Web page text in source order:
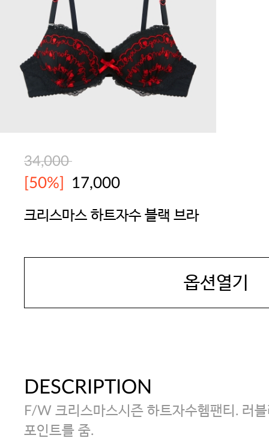
34,000
[50%] 17,000
크리스마스 하트자수 블랙 브라
옵션열기
DESCRIPTION
F/W 크리스마스시즌 하트자수헴팬티. 러
포인트를 줌.